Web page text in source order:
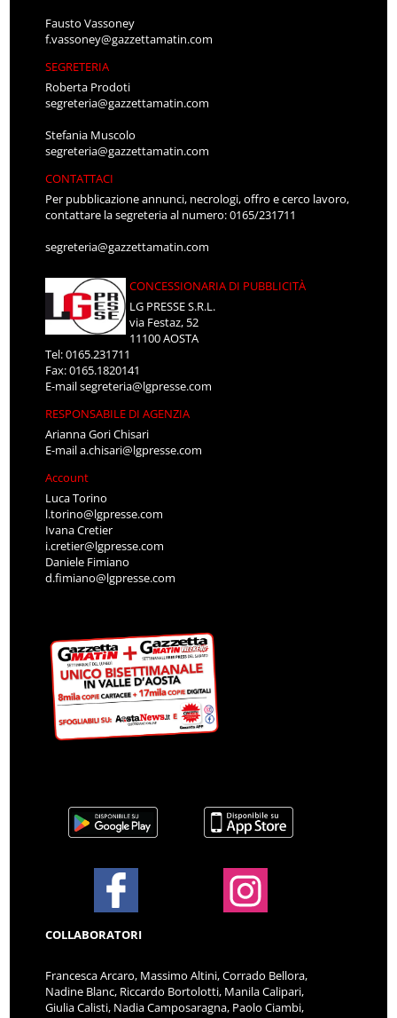
Fausto Vassoney
f.vassoney@gazzettamatin.com
SEGRETERIA
Roberta Prodoti
segreteria@gazzettamatin.com
Stefania Muscolo
segreteria@gazzettamatin.com
CONTATTACI
Per pubblicazione annunci, necrologi, offro e cerco lavoro,
contattare la segreteria al numero: 0165/231711
segreteria@gazzettamatin.com
CONCESSIONARIA DI PUBBLICITÀ
LG PRESSE S.R.L.
via Festaz, 52
11100 AOSTA
Tel: 0165.231711
Fax: 0165.1820141
E-mailsegreteria@lgpresse.com
RESPONSABILE DI AGENZIA
Arianna Gori Chisari
E-maila.chisari@lgpresse.com
Account
Luca Torino
l.torino@lgpresse.com
Ivana Cretier
i.cretier@lgpresse.com
Daniele Fimiano
d.fimiano@lgpresse.com
COLLABORATORI
Francesca Arcaro, Massimo Altini, Corrado Bellora,
Nadine Blanc, Riccardo Bortolotti, Manila Calipari,
Giulia Calisti, Nadia Camposaragna, Paolo Ciambi,